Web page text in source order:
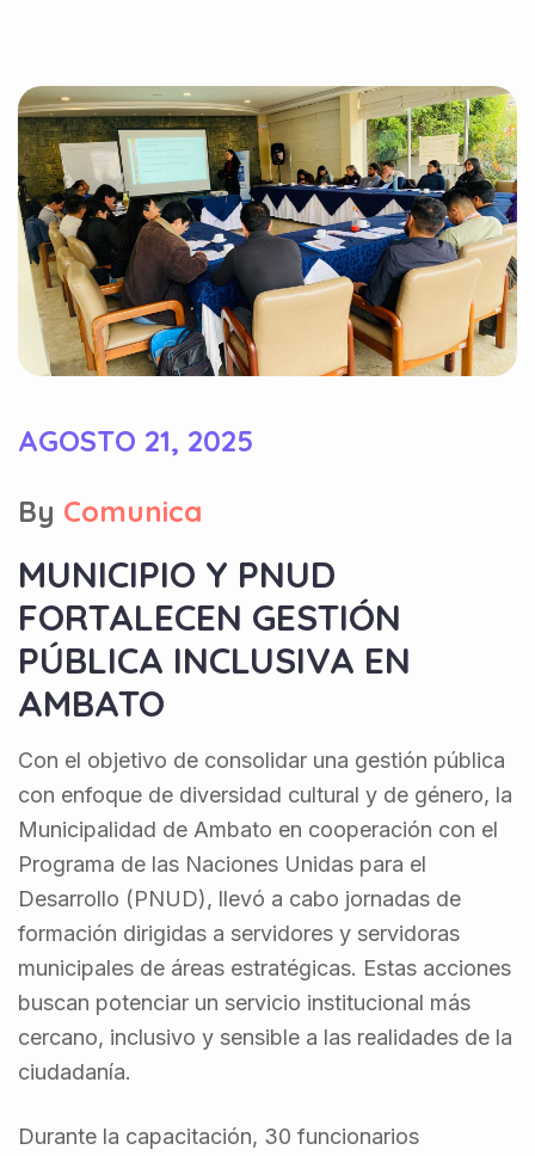
AGOSTO 21, 2025
By Comunica
MUNICIPIO Y PNUD
FORTALECEN GESTIÓN
PÚBLICA INCLUSIVA EN
AMBATO
Con el objetivo de consolidar una gestión pública
con enfoque de diversidad cultural y de género, la
Municipalidad de Ambato en cooperación con el
Programa de las Naciones Unidas para el
Desarrollo (PNUD), llevó a cabo jornadas de
formación dirigidas a servidores y servidoras
municipales de áreas estratégicas. Estas acciones
buscan potenciar un servicio institucional más
cercano, inclusivo y sensible a las realidades de la
ciudadanía.
Durante la capacitación, 30 funcionarios